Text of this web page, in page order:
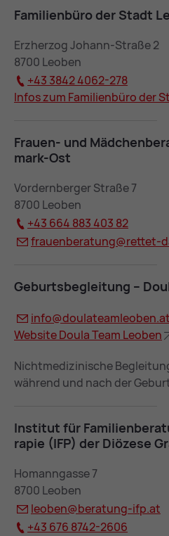
Fa­mi­li­en­bü­ro der Stadt
Erzherzog Johann-Straße 2
8700 Leoben
+43 3842 4062-278
In­fos zum Fa­mi­li­en­bü­ro der
Frau­en- und
mark-Ost
Vordernberger Straße 7
8700 Leoben
+43 664 883 403 82
frau­en­be­ra­tung@ret­tet-
Ge­burts­be­glei­tung –
info@dou­la­team­leo­ben.at
Web­site Dou­la Team Leo­ben
Nichtmedizinische
während und nach der
In­sti­tut für
ra­pie (IFP) der Diö­ze­se
Homanngasse 7
8700 Leoben
leo­ben@be­ra­tung-ifp.at
+43 676 8742-2606